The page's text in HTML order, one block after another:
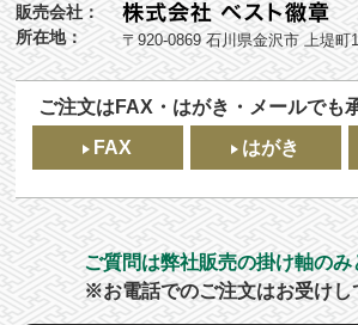
販売会社：
所在地：
〒920-0869 石川県金沢市 上堤町
ご注文はFAX・はがき・メールでも
FAX
はがき
ご質問は弊社販売の掛け軸のみ
※お電話でのご注文はお受けし